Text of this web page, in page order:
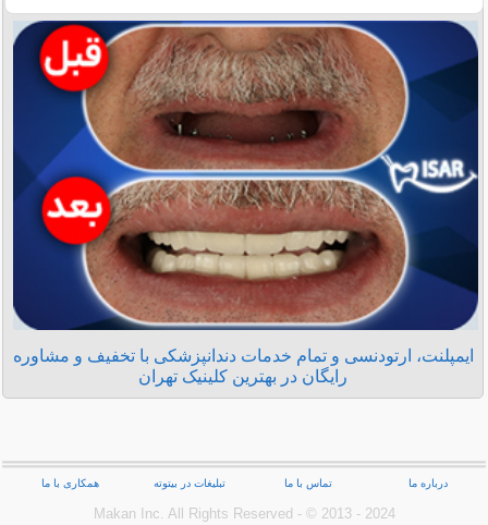
ایمپلنت، ارتودنسی و تمام خدمات دندانپزشکی با تخفیف و مشاوره
رایگان در بهترین کلینیک تهران
درباره ما تماس با ما تبلیغات در بیتوته همکاری با ما
Makan Inc.‎ All Rights Reserved - © 2013 - 2024